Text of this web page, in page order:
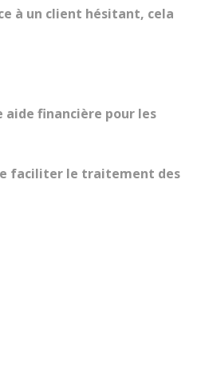
à un client hésitant, cela
aide financière pour les
faciliter le traitement des